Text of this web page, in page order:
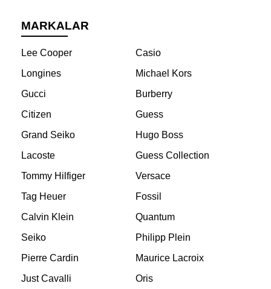
MARKALAR
Lee Cooper
Casio
Longines
Michael Kors
Gucci
Burberry
Citizen
Guess
Grand Seiko
Hugo Boss
Lacoste
Guess Collection
Tommy Hilfiger
Versace
Tag Heuer
Fossil
Calvin Klein
Quantum
Seiko
Philipp Plein
Pierre Cardin
Maurice Lacroix
Just Cavalli
Oris